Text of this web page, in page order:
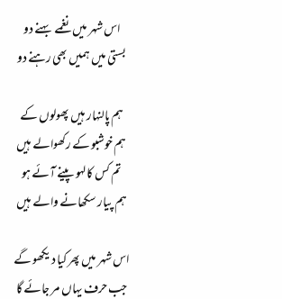
اس شہر میں نغمے بہنے دو
بستی میں ہمیں بھی رہنے دو
ہم پالنہار ہیں پھولوں کے
ہم خوشبو کے رکھوالے ہیں
تم کس کا لہو پینے آئے ہو
ہم پیار سکھانے والے ہیں
اس شہر میں پھر کیا دیکھو گے
جب حرف یہاں مر جائے گا